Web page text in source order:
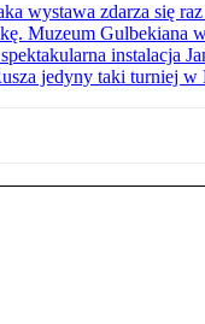
wystawa zdarza się
Muzeum Gulbekiana
instalacja
jedyny taki turniej w